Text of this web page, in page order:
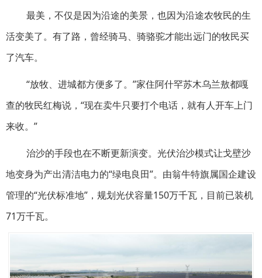
最美，不仅是因为沿途的美景，也因为沿途农牧民的生
活变美了。有了路，曾经骑马、骑骆驼才能出远门的牧民买
了汽车。
“放牧、进城都方便多了。”家住阿什罕苏木乌兰敖都嘎
查的牧民红梅说，“现在卖牛只要打个电话，就有人开车上门
来收。”
治沙的手段也在不断更新演变。光伏治沙模式让戈壁沙
地变身为产出清洁电力的“绿电良田”。由翁牛特旗属国企建设
管理的“光伏标准地”，规划光伏容量150万千瓦，目前已装机
71万千瓦。